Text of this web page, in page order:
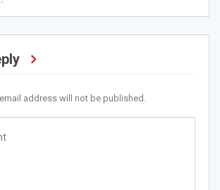
address will not be published.